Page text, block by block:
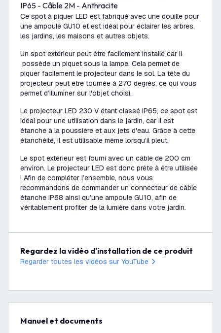
IP65 - Câble 2M - Anthracite
Ce spot à piquer LED est fabriqué avec une douille pour
une ampoule GU10 et est idéal pour éclairer les arbres,
les jardins, les maisons et autres objets.
Un spot extérieur peut être facilement installé car il
possède un piquet sous la lampe. Cela permet de
piquer facilement le projecteur dans le sol. La tête du
projecteur peut être tournée à 270 degrés, ce qui vous
permet d’illuminer sur l'objet choisi.
Le projecteur LED 230 V étant classé IP65, ce spot est
idéal pour une utilisation dans le jardin, car il est
étanche à la poussière et aux jets d'eau. Grâce à cette
étanchéité, il est utilisable même lorsqu’il pleut.
Le spot extérieur est fourni avec un câble de 200 cm
environ. Le projecteur LED est donc prête à être utilisée
! Afin de compléter l’ensemble, nous vous
recommandons de commander un connecteur de câble
étanche IP68 ainsi qu’une ampoule GU10, afin de
véritablement profiter de la lumière dans votre jardin.
Regardez la vidéo d'installation de ce produit
Regarder toutes les vidéos sur YouTube
Manuel et documents